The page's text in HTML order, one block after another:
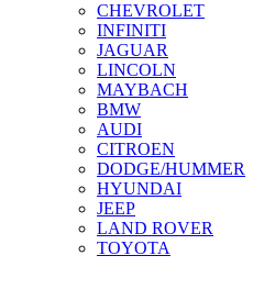
CHEVROLET
INFINITI
JAGUAR
LINCOLN
MAYBACH
BMW
AUDI
CITROEN
DODGE/HUMMER
HYUNDAI
JEEP
LAND ROVER
TOYOTA